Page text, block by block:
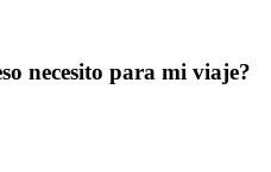
necesito para mi viaje?